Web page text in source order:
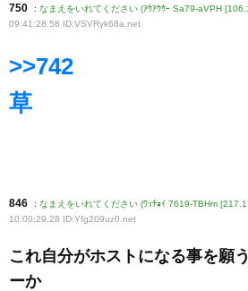
750 : なまえをいれてください (ｱｳｱｳｳｰ Sa79-aVPH
09:41:28.58 ID:VSVRyk68a .net
>>742
草
846 : なまえをいれてください (ﾜｯﾁｮｲ 7619-TBHm
10:00:29.28 ID:Yfg209uz0 .net
これ自分がホストになる事を願
ーか